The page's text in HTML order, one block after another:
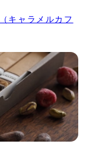
ャラメルカフ